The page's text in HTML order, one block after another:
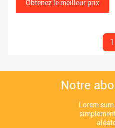
Obtenez le meilleur prix
1
Notre
Lorem